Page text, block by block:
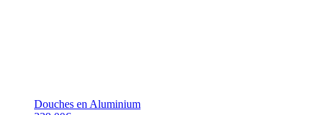
Douches en Aluminium